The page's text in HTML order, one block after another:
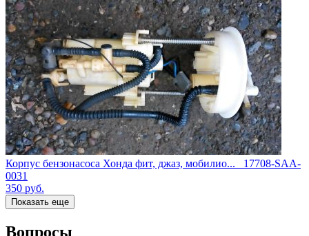
Корпус бензонасоса Хонда фит, джаз, мобилио..._ 17708-SAA-
0031
350 руб.
Показать еще
Вопросы